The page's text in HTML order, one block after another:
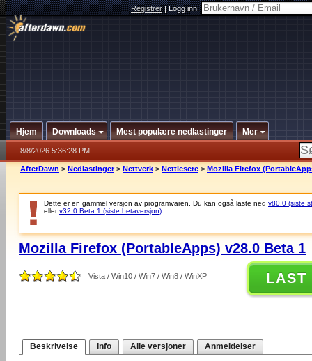
Registrer|Logg inn:
Hjem Downloads Mest populære nedlastinger Mer
8/8/2026 5:36:28 PM
AfterDawn > Nedlastinger > Nettverk > Nettlesere > Mozilla Firefox
Dette er en gammel versjon av programvaren. Du kan også laste ned v80.0 (siste
ellerv32.0 Beta 1 (siste betaversjon)
Mozilla Firefox (PortableApps) v28.0 Beta 1
Vista / Win10 / Win7 / Win8 / WinXP LAST
Beskrivelse Info Alle versjoner Anmeldelser